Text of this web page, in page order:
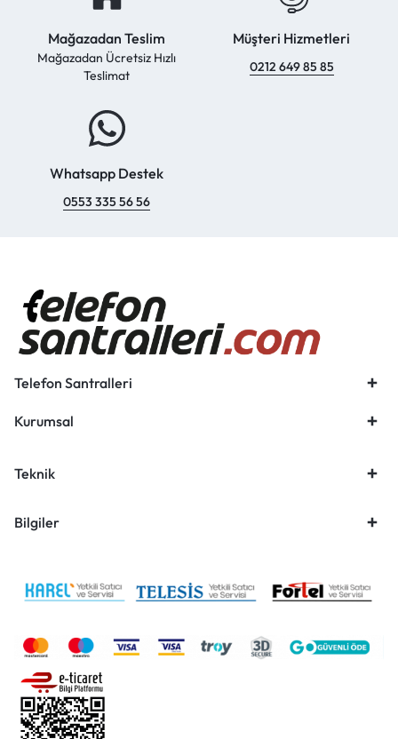
Mağazadan Teslim
Mağazadan Ücretsiz Hızlı
Teslimat
Müşteri Hizmetleri
0212 649 85 85
Whatsapp Destek
0553 335 56 56
Telefon Santralleri
Kurumsal
Teknik
Bilgiler